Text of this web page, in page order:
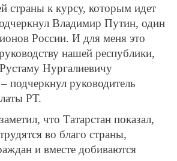
страны к курсу, которым идет
Владимир Путин, один
России. И для меня это
нашей республики,
Нургалиевичу
подчеркнул руководитель
РТ.
что Татарстан показал,
во благо страны,
и вместе добиваются